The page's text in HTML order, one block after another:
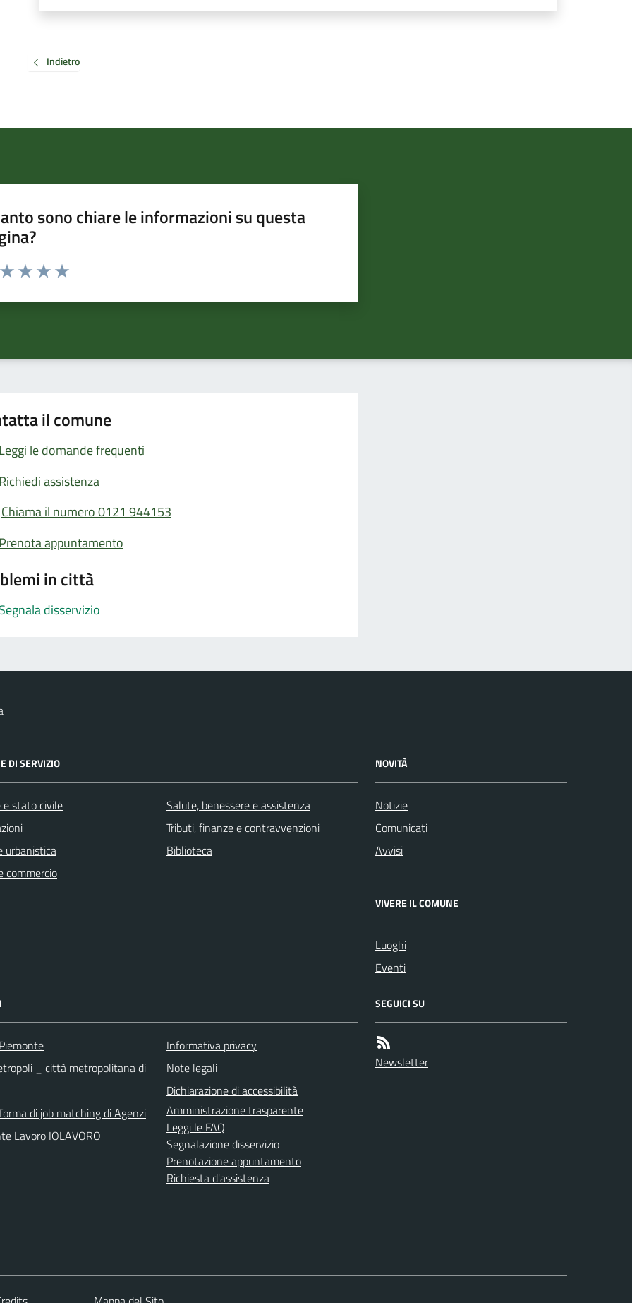
Indietro
sono chiare le informazioni su questa
da 1 a 5 stelle la pagina
il comune
Leggi le domande frequenti
Richiedi assistenza
Chiama il numero 0121 944153
Prenota appuntamento
in città
Segnala disservizio
DI SERVIZIO
e stato civile
urbanistica
commercio
Salute, benessere e assistenza
Tributi, finanze e contravvenzioni
Biblioteca
NOVITÀ
Notizie
Comunicati
Avvisi
VIVERE IL COMUNE
Luoghi
Eventi
_ città metropolitana di
di job matching di Agenzi
Lavoro IOLAVORO
Informativa privacy
Note legali
Dichiarazione di accessibilità
Amministrazione trasparente
Leggi le FAQ
Segnalazione disservizio
Prenotazione appuntamento
Richiesta d'assistenza
SEGUICI SU
Newsletter